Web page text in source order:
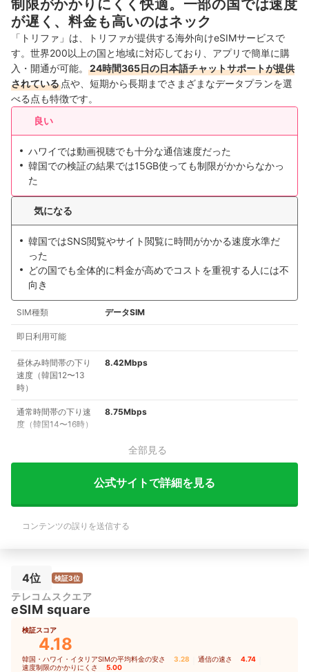
制限がかかりにくく快適。一部の国では速度
が遅く、料金も高いのはネック
「トリファ」は、トリファが提供する海外向けeSIMサービスで
す。世界200以上の国と地域に対応しており、アプリで簡単に購
入・開通が可能。
24時間365日の日本語チャットサポートが提供
されている 点や、短期から長期までさまざまなデータプランを選
べる点も特徴です。
良い
ハワイでは動画視聴でも十分な通信速度だった
韓国での検証の結果では15GB使っても制限がかからなかっ
た
気になる
韓国ではSNS閲覧やサイト閲覧に時間がかかる速度水準だ
った
どの国でも全体的に料金が高めでコストを重視する人には不
向き
SIM種類 データSIM
即日利用可能
昼休み時間帯の下り
速度（韓国12〜13
時）
8.42Mbps
通常時間帯の下り速
度（韓国14〜16時）
8.75Mbps
全部見る
公式サイトで詳細を見る
コンテンツの誤りを送信する
4位 検証3位
テレコムスクエア
eSIM square
検証スコア
4.18
韓国・ハワイ・イタリアSIMの平均料金の安さ 3.28 通信の速さ 4.74
速度制限のかかりにくさ 5.00